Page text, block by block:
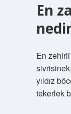
En
En
yıldız
tekerlek